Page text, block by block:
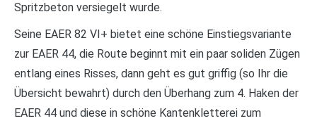
Spritzbeton versiegelt wurde.
Seine EAER 82 VI+ bietet eine schöne Einstiegsvariante
zur EAER 44, die Route beginnt mit ein paar soliden Zügen
entlang eines Risses, dann geht es gut griffig (so Ihr die
Übersicht bewahrt) durch den Überhang zum 4. Haken der
EAER 44 und diese in schöne Kantenkletterei zum